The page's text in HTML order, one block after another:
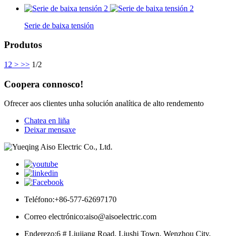
Serie de baixa tensión
Produtos
1 2 > >> 1/2
Coopera connosco!
Ofrecer aos clientes unha solución analítica de alto rendemento
Chatea en liña
Deixar mensaxe
Teléfono:+86-577-62697170
Correo electrónico:aiso@aisoelectric.com
Enderezo:6 # Liujiang Road, Liushi Town, Wenzhou City,